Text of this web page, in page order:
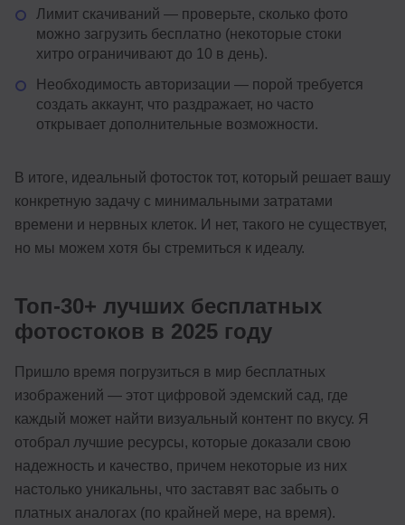
Лимит скачиваний — проверьте, сколько фото
можно загрузить бесплатно (некоторые стоки
хитро ограничивают до 10 в день).
Необходимость авторизации — порой требуется
создать аккаунт, что раздражает, но часто
открывает дополнительные возможности.
В итоге, идеальный фотосток тот, который решает вашу
конкретную задачу с минимальными затратами
времени и нервных клеток. И нет, такого не существует,
но мы можем хотя бы стремиться к идеалу.
Топ-30+ лучших бесплатных
фотостоков в 2025 году
Пришло время погрузиться в мир бесплатных
изображений — этот цифровой эдемский сад, где
каждый может найти визуальный контент по вкусу. Я
отобрал лучшие ресурсы, которые доказали свою
надежность и качество, причем некоторые из них
настолько уникальны, что заставят вас забыть о
платных аналогах (по крайней мере, на время).